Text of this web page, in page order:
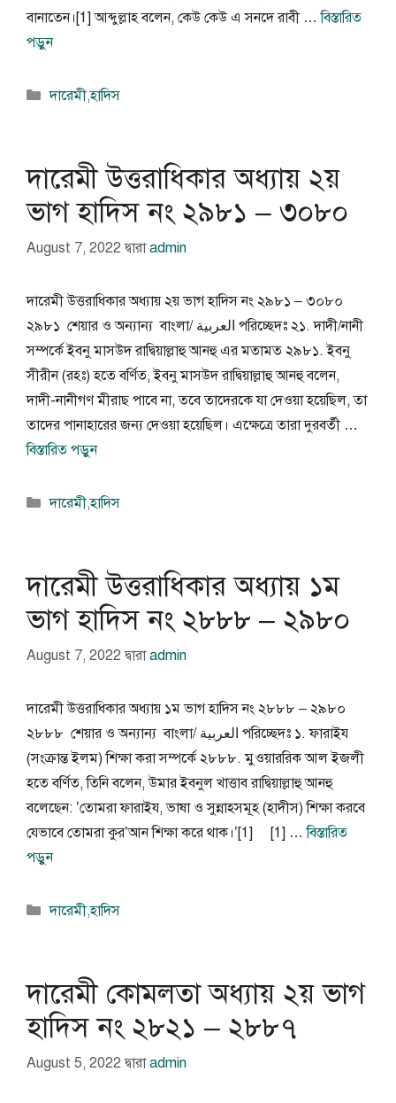
বানাতেন।[1] আব্দুল্লাহ বলেন, কেউ কেউ এ সনদে রাবী …বিস্তারিত
পড়ুন
বিভাগ
দারেমী,হাদিস
দারেমী উত্তরাধিকার অধ্যায় ২য়
ভাগ হাদিস নং ২৯৮১ – ৩০৮০
August 7, 2022 দ্বারাadmin
দারেমী উত্তরাধিকার অধ্যায় ২য় ভাগ হাদিস নং ২৯৮১ – ৩০৮০
২৯৮১ শেয়ার ও অন্যান্য বাংলা/ العربية পরিচ্ছেদঃ ২১. দাদী/নানী
সম্পর্কে ইবনু মাসউদ রাদ্বিয়াল্লাহু আনহু এর মতামত ২৯৮১. ইবনু
সীরীন (রহঃ) হতে বর্ণিত, ইবনু মাসউদ রাদ্বিয়াল্লাহু আনহু বলেন,
দাদী-নানীগণ মীরাছ পাবে না, তবে তাদেরকে যা দেওয়া হয়েছিল, তা
তাদের পানাহারের জন্য দেওয়া হয়েছিল। এক্ষেত্রে তারা দুরবর্তী …
বিস্তারিত পড়ুন
বিভাগ
দারেমী,হাদিস
দারেমী উত্তরাধিকার অধ্যায় ১ম
ভাগ হাদিস নং ২৮৮৮ – ২৯৮০
August 7, 2022 দ্বারাadmin
দারেমী উত্তরাধিকার অধ্যায় ১ম ভাগ হাদিস নং ২৮৮৮ – ২৯৮০
২৮৮৮ শেয়ার ও অন্যান্য বাংলা/ العربية পরিচ্ছেদঃ ১. ফারাইয
(সংক্রান্ত ইলম) শিক্ষা করা সম্পর্কে ২৮৮৮. মুওয়াররিক আল ইজলী
হতে বর্ণিত, তিনি বলেন, উমার ইবনুল খাত্তাব রাদ্বিয়াল্লাহু আনহু
বলেছেন: ’তোমরা ফারাইয, ভাষা ও সুন্নাহসমূহ (হাদীস) শিক্ষা করবে
যেভাবে তোমরা কুর’আন শিক্ষা করে থাক।’[1] [1] …বিস্তারিত
পড়ুন
বিভাগ
দারেমী,হাদিস
দারেমী কোমলতা অধ্যায় ২য় ভাগ
হাদিস নং ২৮২১ – ২৮৮৭
August 5, 2022 দ্বারাadmin